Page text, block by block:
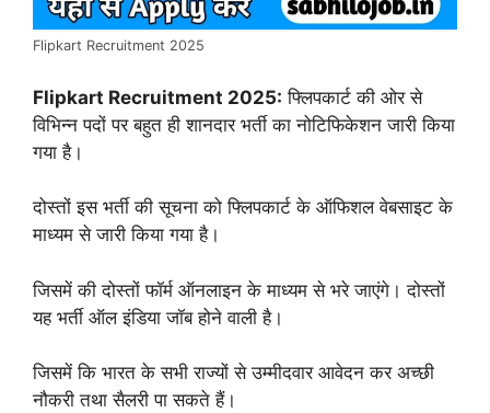
Flipkart Recruitment 2025
Flipkart Recruitment 2025: फ्लिपकार्ट की ओर से
विभिन्न पदों पर बहुत ही शानदार भर्ती का नोटिफिकेशन जारी किया
गया है।
दोस्तों इस भर्ती की सूचना को फ्लिपकार्ट के ऑफिशल वेबसाइट के
माध्यम से जारी किया गया है।
जिसमें की दोस्तों फॉर्म ऑनलाइन के माध्यम से भरे जाएंगे। दोस्तों
यह भर्ती ऑल इंडिया जॉब होने वाली है।
जिसमें कि भारत के सभी राज्यों से उम्मीदवार आवेदन कर अच्छी
नौकरी तथा सैलरी पा सकते हैं।